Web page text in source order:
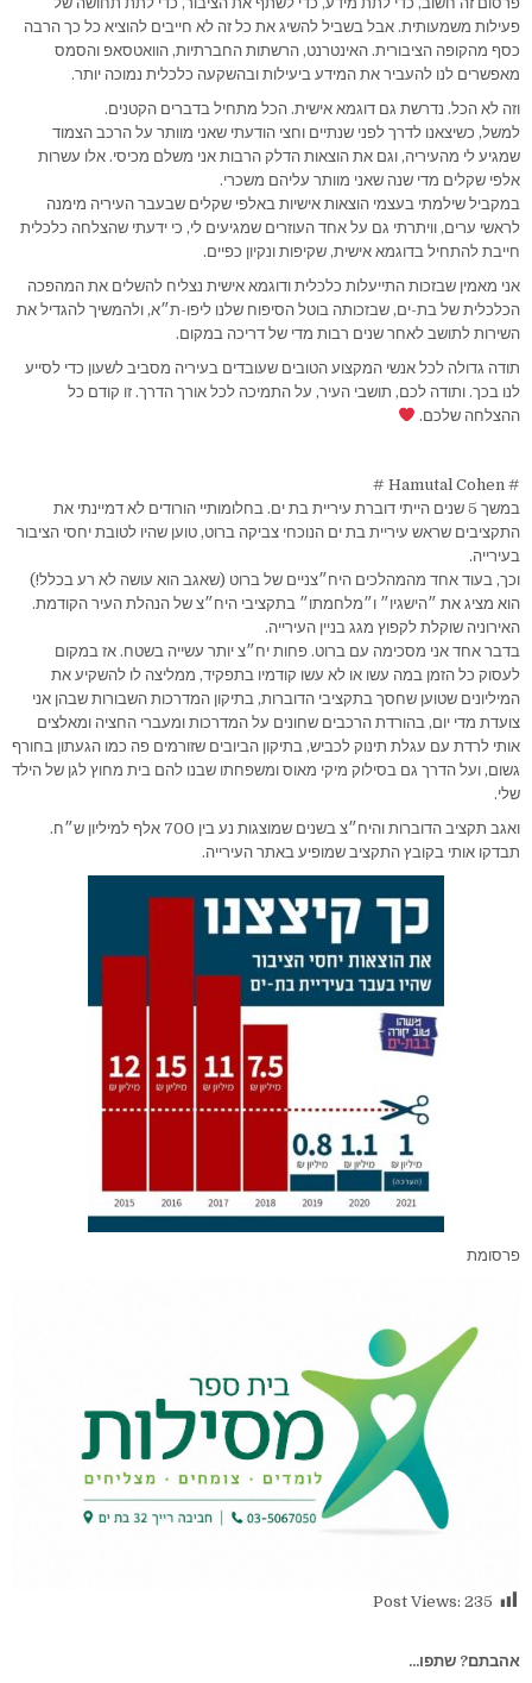
פעילות משמעותית. אבל בשביל להשיג את כל זה לא חייבים להוציא כל כך הרבה
כסף מהקופה הציבורית. האינטרנט, הרשתות החברתיות, הוואטסאפ והסמס
מאפשרים לנו להעביר את המידע ביעילות ובהשקעה כלכלית נמוכה יותר.
וזה לא הכל. נדרשת גם דוגמא אישית. הכל מתחיל בדברים הקטנים.
למשל, כשיצאנו לדרך לפני שנתיים וחצי הודעתי שאני מוותר על הרכב הצמוד
שמגיע לי מהעיריה, וגם את הוצאות הדלק הרבות אני משלם מכיסי. אלו עשרות
אלפי שקלים מדי שנה שאני מוותר עליהם משכרי.
במקביל שילמתי בעצמי הוצאות אישיות באלפי שקלים שבעבר העיריה מימנה
לראשי ערים, וויתרתי גם על אחד העוזרים שמגיעים לי, כי ידעתי שהצלחה כלכלית
חייבת להתחיל בדוגמא אישית, שקיפות ונקיון כפיים.
אני מאמין שבזכות התייעלות כלכלית ודוגמא אישית נצליח להשלים את המהפכה
הכלכלית של בת-ים, שבזכותה בוטל הסיפוח שלנו ליפו-ת״א, ולהמשיך להגדיל את
השירות לתושב לאחר שנים רבות מדי של דריכה במקום.
תודה גדולה לכל אנשי המקצוע הטובים שעובדים בעיריה מסביב לשעון כדי לסייע
לנו בכך. ותודה לכם, תושבי העיר, על התמיכה לכל אורך הדרך. זו קודם כל
ההצלחה שלכם.
# Hamutal Cohen #
במשך 5 שנים הייתי דוברת עיריית בת ים. בחלומותיי הורודים לא דמיינתי את
התקציבים שראש עיריית בת ים הנוכחי צביקה ברוט, טוען שהיו לטובת יחסי הציבור
בעירייה.
וכך, בעוד אחד מהמהלכים היח״צניים של ברוט (שאגב הוא עושה לא רע בכלל!)
הוא מציג את ״הישגיו״ ו״מלחמתו״ בתקציבי היח״צ של הנהלת העיר הקודמת.
האירוניה שוקלת לקפוץ מגג בניין העירייה.
בדבר אחד אני מסכימה עם ברוט. פחות יח״צ יותר עשייה בשטח. אז במקום
לעסוק כל הזמן במה עשו או לא עשו קודמיו בתפקיד, ממליצה לו להשקיע את
המיליונים שטוען שחסך בתקציבי הדוברות, בתיקון המדרכות השבורות שבהן אני
צועדת מדי יום, בהורדת הרכבים שחונים על המדרכות ומעברי החציה ומאלצים
אותי לרדת עם עגלת תינוק לכביש, בתיקון הביובים שזורמים פה כמו הגעתון בחורף
גשום, ועל הדרך גם בסילוק מיקי מאוס ומשפחתו שבנו להם בית מחוץ לגן של הילד
שלי.
ואגב תקציב הדוברות והיח״צ בשנים שמוצגות נע בין 700 אלף למיליון ש״ח.
תבדקו אותי בקובץ התקציב שמופיע באתר העירייה.
פרסומת
Post Views: 235
אהבתם? שתפו...